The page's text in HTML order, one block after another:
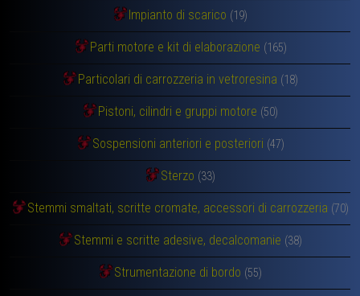
Impianto di scarico (19)
Parti motore e kit di elaborazione (165)
Particolari di carrozzeria in vetroresina (18)
Pistoni, cilindri e gruppi motore (50)
Sospensioni anteriori e posteriori (47)
Sterzo (33)
Stemmi smaltati, scritte cromate, accessori di carrozzeria (70)
Stemmi e scritte adesive, decalcomanie (38)
Strumentazione di bordo (55)